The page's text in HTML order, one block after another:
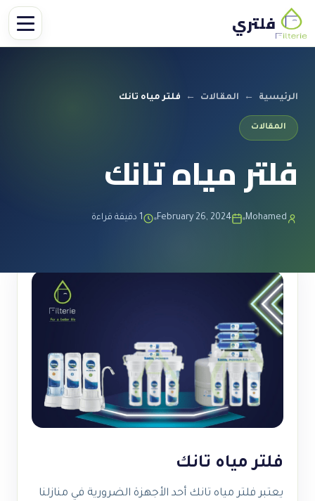
فلتري
الرئيسية ← المقالات ← فلتر مياه تانك
المقالات
فلتر مياه تانك
Mohamed
February 26, 2024 1 دقيقة قراءة
فلتر مياه تانك
يعتبر فلتر مياه تانك أحد الأجهزة الضرورية في منازلنا